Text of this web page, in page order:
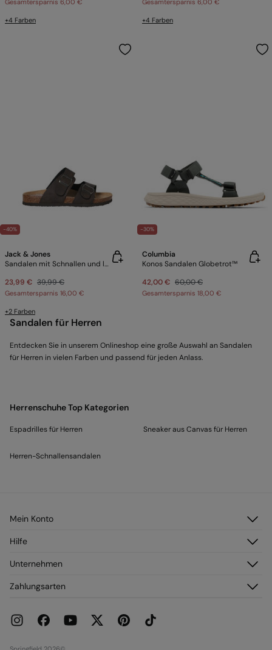
Gesamtersparnis 6,00 €
+4 Farben
Gesamtersparnis 6,00 €
+4 Farben
-40%
Jack & Jones
Sandalen mit Schnallen und leichter Sohle
23,99 € 39,99 €
Gesamtersparnis 16,00 €
+2 Farben
-30%
Columbia
Konos Sandalen Globetrot™
42,00 € 60,00 €
Gesamtersparnis 18,00 €
Sandalen für Herren
Entdecken Sie in unserem Onlineshop eine große Auswahl an Sandalen
für Herren in vielen Farben und passend für jeden Anlass.
Herrenschuhe Top Kategorien
Espadrilles für Herren
Herren-Schnallensandalen
Sneaker aus Canvas für Herren
Mein Konto
Meine Adressen
Hilfe
Versand
Aktuelle Werbeaktionen
Unternehmen
Franchise
Karriere
Zahlungsarten